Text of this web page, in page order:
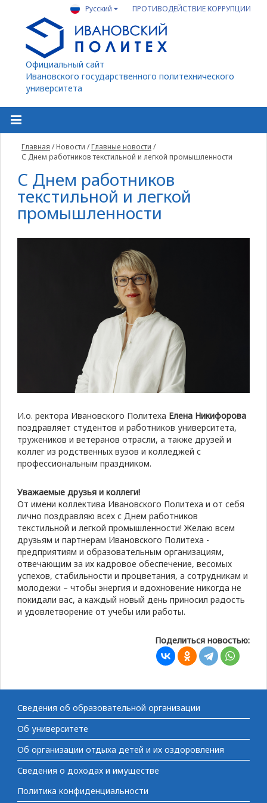
ПРОТИВОДЕЙСТВИЕ КОРРУПЦИИ
Русский
Официальный сайт
Ивановского государственного политехнического
университета
Главная /Новости /Главные новости /
С Днем работников текстильной и легкой промышленности
С Днем работников
текстильной и легкой
промышленности
И.о. ректора Ивановского Политеха Елена Никифорова
поздравляет студентов и работников университета,
тружеников и ветеранов отрасли, а также друзей и
коллег из родственных вузов и колледжей с
профессиональным праздником.
Уважаемые друзья и коллеги!
От имени коллектива Ивановского Политеха и от себя
лично поздравляю всех с Днем работников
текстильной и легкой промышленности! Желаю всем
друзьям и партнерам Ивановского Политеха -
предприятиям и образовательным организациям,
отвечающим за их кадровое обеспечение, весомых
успехов, стабильности и процветания, а сотрудникам и
молодежи – чтобы энергия и вдохновение никогда не
покидали вас, а каждый новый день приносил радость
и удовлетворение от учебы или работы.
Поделиться новостью:
Сведения об образовательной организации
Об университете
Об организации отдыха детей и их оздоровления
Сведения о доходах и имуществе
Политика конфиденциальности